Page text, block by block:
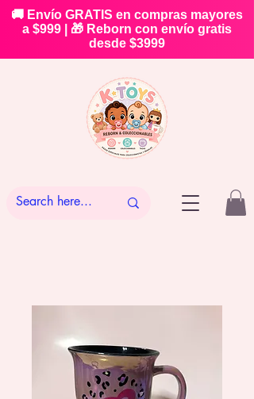
🚚 Envío GRATIS en compras mayores
a $999 | 🎁 Reborn con envío gratis
desde $3999